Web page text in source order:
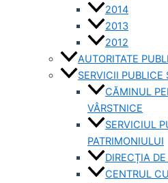
2014
2013
2012
AUTORITATE
SERVICII PUBLICE
CĂMINUL
VÂRSTNICE
SERVICIUL
PATRIMONIULUI
DIRECȚIA
CENTRUL